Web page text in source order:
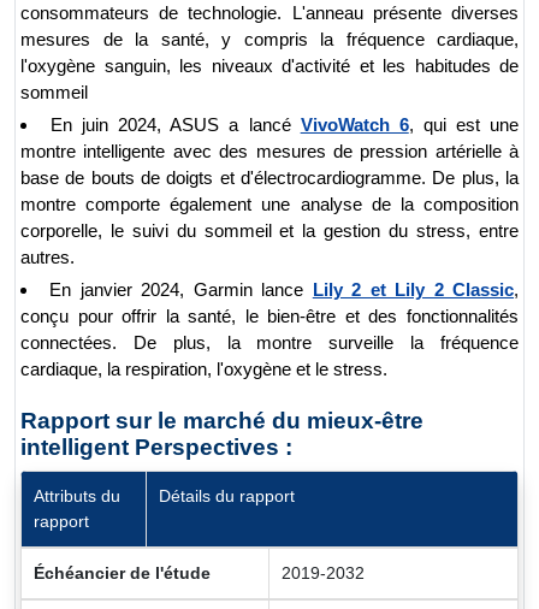
consommateurs de technologie. L'anneau présente diverses
mesures de la santé, y compris la fréquence cardiaque,
l'oxygène sanguin, les niveaux d'activité et les habitudes de
sommeil
En juin 2024, ASUS a lancé VivoWatch 6, qui est une
montre intelligente avec des mesures de pression artérielle à
base de bouts de doigts et d'électrocardiogramme. De plus, la
montre comporte également une analyse de la composition
corporelle, le suivi du sommeil et la gestion du stress, entre
autres.
En janvier 2024, Garmin lance Lily 2 et Lily 2 Classic,
conçu pour offrir la santé, le bien-être et des fonctionnalités
connectées. De plus, la montre surveille la fréquence
cardiaque, la respiration, l'oxygène et le stress.
Rapport sur le marché du mieux-être
intelligent Perspectives :
Attributs du
rapport
Détails du rapport
Échéancier de l'étude 2019-2032